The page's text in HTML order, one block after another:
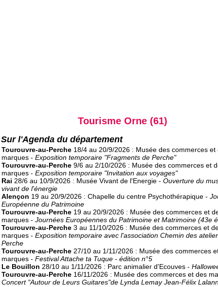
Tourisme Orne (61)
Sur l'Agenda du département
Tourouvre-au-Perche 18/4 au 20/9/2026 : Musée des commerces et
marques - Exposition temporaire "Fragments de Perche"
Tourouvre-au-Perche 9/6 au 2/10/2026 : Musée des commerces et
marques - Exposition temporaire "Invitation aux voyages"
Rai 28/6 au 10/9/2026 : Musée Vivant de l'Energie - Ouverture du
vivant de l'énergie
Alençon 19 au 20/9/2026 : Chapelle du centre Psychothérapique -
Européenne du Patrimoine
Tourouvre-au-Perche 19 au 20/9/2026 : Musée des commerces et
marques - Journées Européennes du Patrimoine et Matrimoine (43e
Tourouvre-au-Perche 3 au 11/10/2026 : Musée des commerces et
marques - Exposition temporaire avec l'association Chemin des
Perche
Tourouvre-au-Perche 27/10 au 1/11/2026 : Musée des commerces
marques - Festival Attache ta Tuque - édition n°5
Le Bouillon 28/10 au 1/11/2026 : Parc animalier d'Ecouves -
Tourouvre-au-Perche 16/11/2026 : Musée des commerces et des
Concert "Autour de Leurs Guitares"de Lynda Lemay Jean-Félix